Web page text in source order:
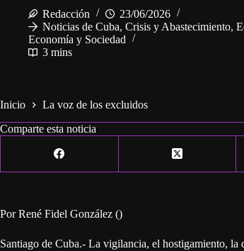
Redacción
23/06/2026
Noticias de Cuba, Crisis y Abastecimiento,
Economía y Sociedad
3 mins
Inicio
La voz de los excluidos
Comparte esta noticia
Por René Fidel González ()
Santiago de Cuba.- La vigilancia, el hostigamiento,